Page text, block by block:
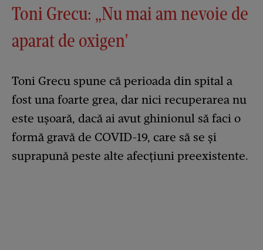
Toni Grecu: „Nu mai am nevoie de
aparat de oxigen'
Toni Grecu spune că perioada din spital a
fost una foarte grea, dar nici recuperarea nu
este ușoară, dacă ai avut ghinionul să faci o
formă gravă de COVID-19, care să se și
suprapună peste alte afecțiuni preexistente.